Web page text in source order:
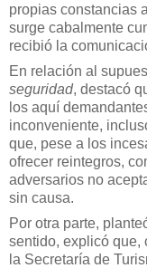
propias constancias
surge cabalmente
recibió la
En relación al
seguridad, destacó
los aquí
inconveniente,
que, pese a los
ofrecer reintegros,
adversarios no
sin causa.
Por otra parte,
sentido, explicó que,
la Secretaría de